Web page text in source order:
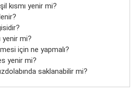
kısmı yenir mi?
yenir mi?
için ne yapmalı?
yenir mi?
saklanabilir mi?